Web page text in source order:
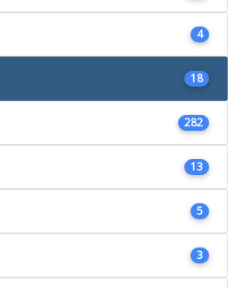
4
18
282
13
5
3